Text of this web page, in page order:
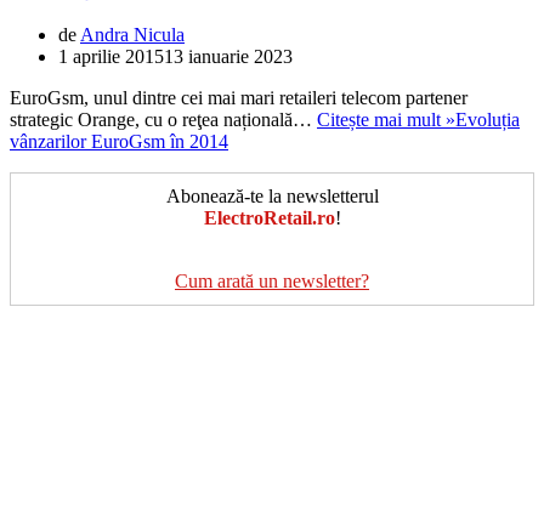
de Andra Nicula
1 aprilie 201513 ianuarie 2023
EuroGsm, unul dintre cei mai mari retaileri telecom partener
strategic Orange, cu o reţea națională… Citește mai mult »Evoluția
vânzarilor EuroGsm în 2014
Abonează-te la newsletterul
ElectroRetail.ro!
Cum arată un newsletter?